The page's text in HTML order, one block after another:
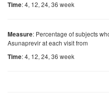
Time: 4, 12, 24, 36 week
Measure: Percentage of subjects
Asunaprevir at each visit from
Time: 4, 12, 24, 36 week